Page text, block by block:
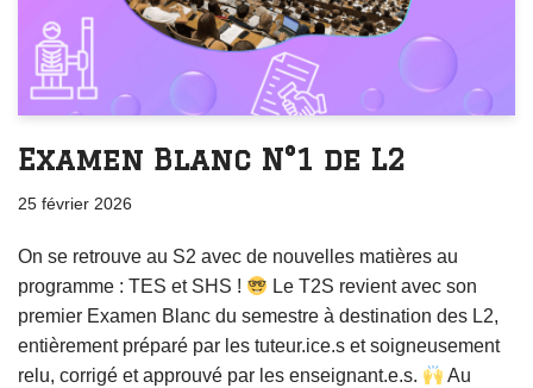
Examen Blanc N°1 de L2
25 février 2026
On se retrouve au S2 avec de nouvelles matières au
programme : TES et SHS !
Le T2S revient avec son
premier Examen Blanc du semestre à destination des L2,
entièrement préparé par les tuteur.ice.s et soigneusement
relu, corrigé et approuvé par les enseignant.e.s.
Au